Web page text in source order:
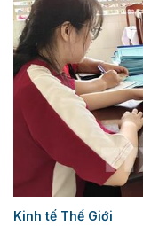
Kinh tế Thế Giới